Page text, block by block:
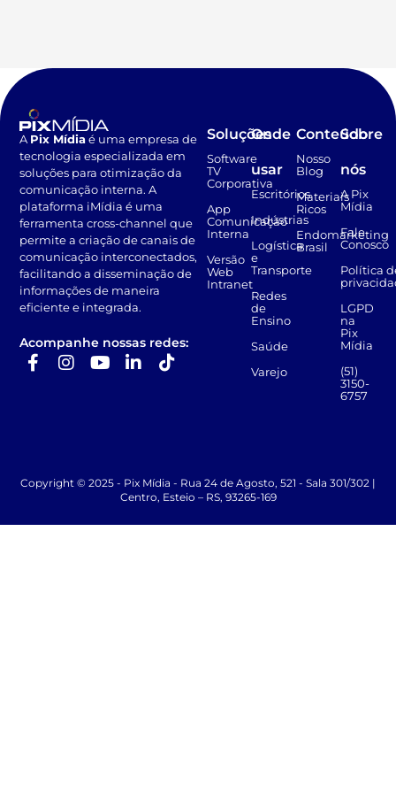
A Pix Mídiaé uma empresa de
tecnologia especializada em
soluções para otimização da
comunicação interna. A
plataforma iMídia é uma
ferramenta cross-channel que
permite a criação de canais de
comunicação interconectados,
facilitando a disseminação de
informações de maneira
eficiente e integrada.
Acompanhe nossas redes:
Soluções
Software
TV
Corporativa
App
Comunicação
Interna
Versão
Web
Intranet
Onde
usar
Escritórios
Indústrias
Logística
e
Transporte
Redes
de
Ensino
Saúde
Varejo
Conteúdo
Nosso
Blog
Materiais
Ricos
Endomarketing
Brasil
Sobre
nós
A Pix
Mídia
Fale
Conosco
Política
LGPD
na
Pix
Mídia
(51)
3150-
6757
Copyright © 2025 - Pix Mídia - Rua 24 de Agosto, 521 - Sala 301/302 |
Centro, Esteio – RS, 93265-169